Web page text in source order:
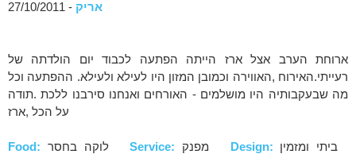
אריק - 27/10/2011
ארוחת הערב אצל ארז הייתה הפתעה לכבוד יום הולדתה של
רעייתי.האירוח ,האווירה וכמובן המזון היו לעילא ולעילא. ההפתעה וכל
מה שבעקבותיה היו מושלמים - האורחים ואנחנו סירבנו ללכת .תודה
על הכל ,ארז
Food: לוקה בחסרService: Design: